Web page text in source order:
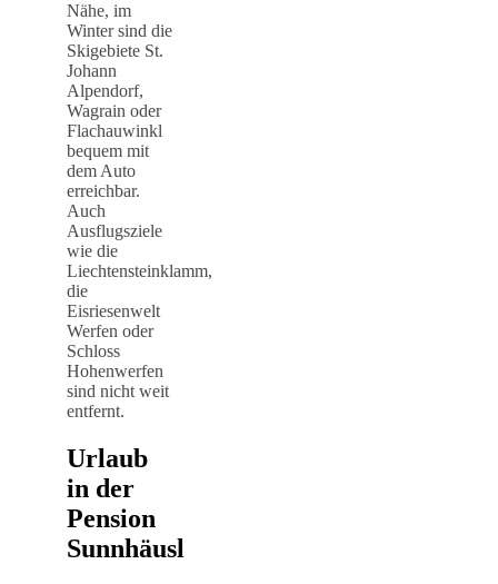
Nähe, im
Winter sind die
Skigebiete St.
Johann
Alpendorf,
Wagrain oder
Flachauwinkl
bequem mit
dem Auto
erreichbar.
Auch
Ausflugsziele
wie die
Liechtensteinklamm,
die
Eisriesenwelt
Werfen oder
Schloss
Hohenwerfen
sind nicht weit
entfernt.
Urlaub
in der
Pension
Sunnhäusl